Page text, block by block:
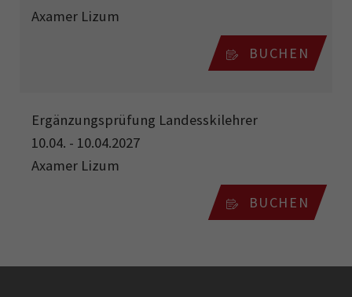
Axamer Lizum
BUCHEN
Ergänzungsprüfung Landesskilehrer
10.04. - 10.04.2027
Axamer Lizum
BUCHEN